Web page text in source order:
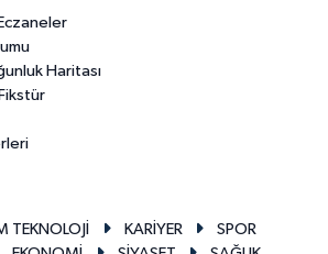
Haritası
TEKNOLOJİ KARİYER
SPOR